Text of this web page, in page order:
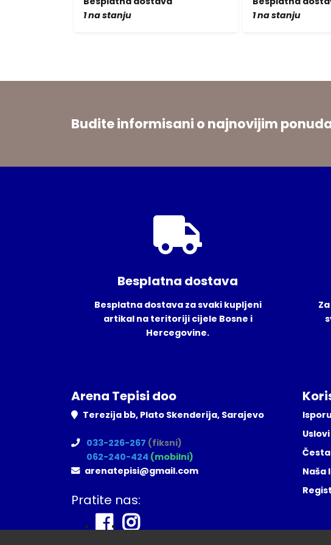
1 na stanju
1 na stanju
Budite informisani o najnovijim
Besplatna dostava
Besplatna dostava za svaki kupljeni
artikal na teritoriji cijele Bosne i
Hercegovine.
Arena Tepisi doo
Terezija bb, Plato Skenderija, Sarajevo
033-226-267 (fiksni)
062-240-424 (mobilni)
arenatepisi@gmail.com
Pratite nas:
Naša